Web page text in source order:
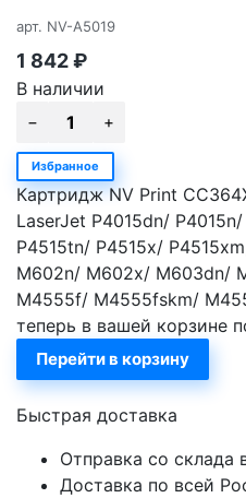
арт. NV-A5019
1 842₽
В наличии
Избранное
Картридж NV Print
LaserJet P4015dn/
P4515tn/ P4515x/
M602n/ M602x/ M603dn/
M4555f/ M4555fskm/
теперь в вашей корзине
Перейти в корзину
Быстрая доставка
Отправка со склада
Доставка по всей